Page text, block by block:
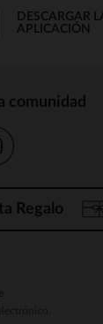
DESCARGAR
APLICACIÓN
comunidad
Regalo